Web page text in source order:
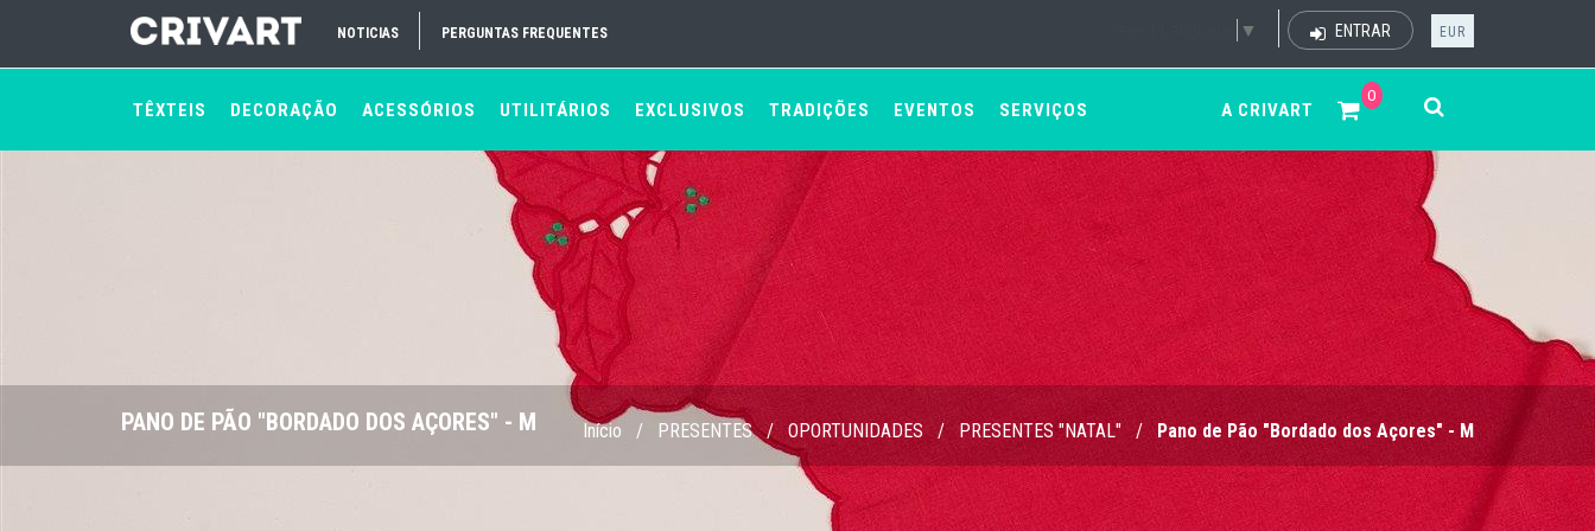
NOTICIAS PERGUNTAS FREQUENTES ▼ ENTRAR EUR
TÊXTEIS DECORAÇÃO ACESSÓRIOS UTILITÁRIOS EXCLUSIVOS TRADIÇÕES EVENTOS SERVIÇOS
0
A CRIVART
PANO DE PÃO "BORDADO DOS AÇORES" - M Início / PRESENTES / OPORTUNIDADES / PRESENTES "NATAL" / Pano de Pão "Bordado dos Açores" - M